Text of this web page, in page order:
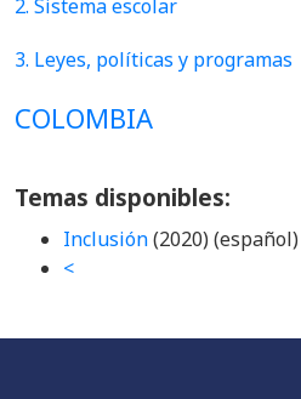
2. Sistema escolar
3. Leyes, políticas y programas
COLOMBIA
Temas disponibles:
Inclusión(2020) (español)
<